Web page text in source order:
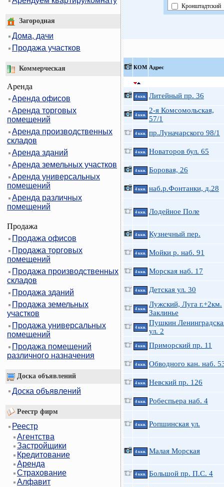
Загородная
Дома, дачи
Продажа участков
Коммерческая
Аренда
Аренда офисов
Аренда торговых
помещений
Аренда производственных
складов
Аренда зданий
Аренда земельных участков
Аренда универсальных
помещений
Аренда различных
помещений
Продажа
Продажа офисов
Продажа торговых
помещений
Продажа производственных
складов
Продажа зданий
Продажа земельных
участков
Продажа универсальных
помещений
Продажа помещений
различного назначения
Доска объявлений
Доска объявлений
Реестр фирм
Реестр
Агентства
Застройщики
Кредитование
Аренда
Страхование
Алфавит
Кронштадтский
Петроградский
Приморский
Пушкинский
Центральный
КOМ Адрес
4 ккв. Литейный пр. 36
4 ккв.
2-я Комсомольская,
57/1
4 ккв. пр.Луначарского 98/1
4 ккв. Новаторов бул. 65
4 ккв. Боровая, 26
4 ккв. наб.р.Фонтанки, д.28
4 ккв. Лодейное Поле
4 ккв. Кузнечный пер.
4 ккв. Мойки р. наб. 91
4 ккв. Морская наб. 17
4 ккв. Детская ул. 30
4 ккв.
Лужский, Луга г.+2км.
Заклинье
4 ккв.
Пушкин
ул. 2
4 ккв. Приморский пр. 11
4 ккв. Обводного кан. наб.
4 ккв. Невский пр. 126
4 ккв. Робеспьера наб. 4
4 ккв. Ропшинская ул.
4 ккв. Малая Морская
4 ккв. Большой пр. П.С. 4